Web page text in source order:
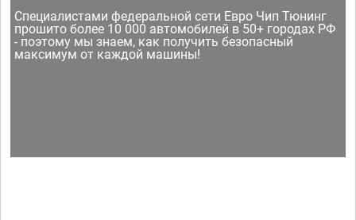
Специалистами федеральной сети Евро Чип Тюнинг
прошито более 10 000 автомобилей в 50+ городах РФ
- поэтому мы знаем, как получить безопасный
максимум от каждой машины!